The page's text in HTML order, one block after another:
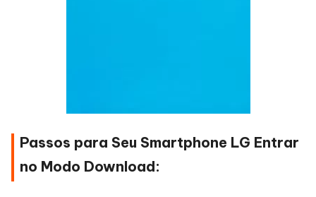
Passos para Seu Smartphone LG Entrar
no Modo Download: